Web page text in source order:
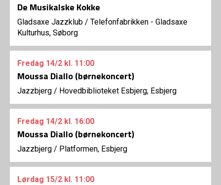
De Musikalske Kokke
Gladsaxe Jazzklub / Telefonfabrikken - Gladsaxe
Kulturhus, Søborg
Fredag 14/2 kl. 11:00
Moussa Diallo (børnekoncert)
Jazzbjerg / Hovedbiblioteket Esbjerg, Esbjerg
Fredag 14/2 kl. 16:00
Moussa Diallo (børnekoncert)
Jazzbjerg / Platformen, Esbjerg
Lørdag 15/2 kl. 11:00